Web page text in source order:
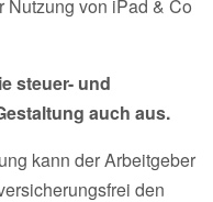
Nutzung von iPad & Co
steuer- und
auch aus.
kann der Arbeitgeber
den